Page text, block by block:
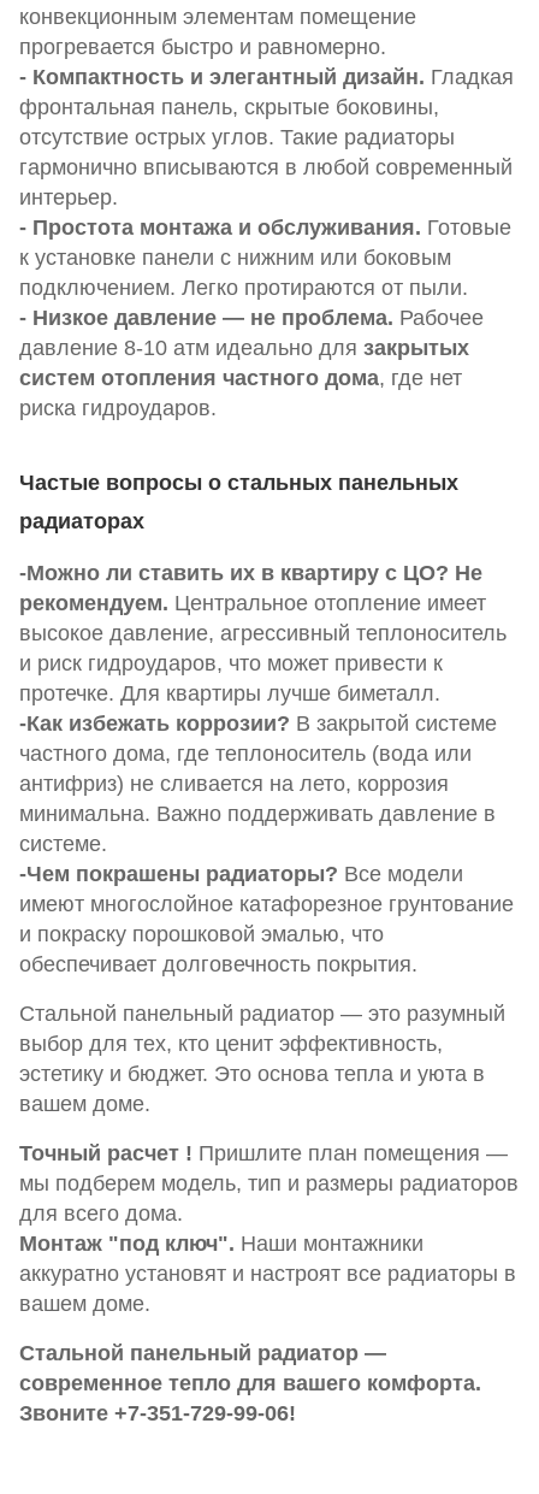
конвекционным элементам помещение
прогревается быстро и равномерно.
- Компактность и элегантный дизайн. Гладкая
фронтальная панель, скрытые боковины,
отсутствие острых углов. Такие радиаторы
гармонично вписываются в любой современный
интерьер.
- Простота монтажа и обслуживания. Готовые
к установке панели с нижним или боковым
подключением. Легко протираются от пыли.
- Низкое давление — не проблема. Рабочее
давление 8-10 атм идеально для закрытых
систем отопления частного дома, где нет
риска гидроударов.
Частые вопросы о стальных панельных
радиаторах
-Можно ли ставить их в квартиру с ЦО? Не
рекомендуем. Центральное отопление имеет
высокое давление, агрессивный теплоноситель
и риск гидроударов, что может привести к
протечке. Для квартиры лучше биметалл.
-Как избежать коррозии? В закрытой системе
частного дома, где теплоноситель (вода или
антифриз) не сливается на лето, коррозия
минимальна. Важно поддерживать давление в
системе.
-Чем покрашены радиаторы? Все модели
имеют многослойное катафорезное грунтование
и покраску порошковой эмалью, что
обеспечивает долговечность покрытия.
Стальной панельный радиатор — это разумный
выбор для тех, кто ценит эффективность,
эстетику и бюджет. Это основа тепла и уюта в
вашем доме.
Точный расчет ! Пришлите план помещения —
мы подберем модель, тип и размеры радиаторов
для всего дома.
Монтаж "под ключ". Наши монтажники
аккуратно установят и настроят все радиаторы в
вашем доме.
Стальной панельный радиатор —
современное тепло для вашего комфорта.
Звоните +7-351-729-99-06!